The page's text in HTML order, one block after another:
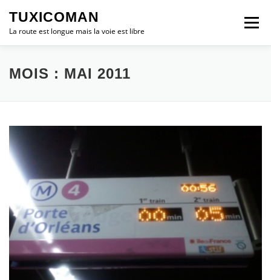
contenu
TUXICOMAN
La route est longue mais la voie est libre
Menu
LOGICIEL LIBRE SÉCURITÉ
MOIS : MAI 2011